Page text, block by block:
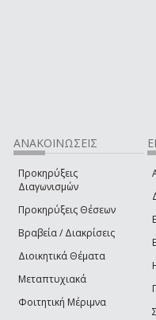
ΑΝΑΚΟΙΝΩΣΕΙΣ
Προκηρύξεις
Διαγωνισμών
Προκηρύξεις Θέσεων
Βραβεία / Διακρίσεις
Διοικητικά Θέματα
Μεταπτυχιακά
Φοιτητική Μέριμνα